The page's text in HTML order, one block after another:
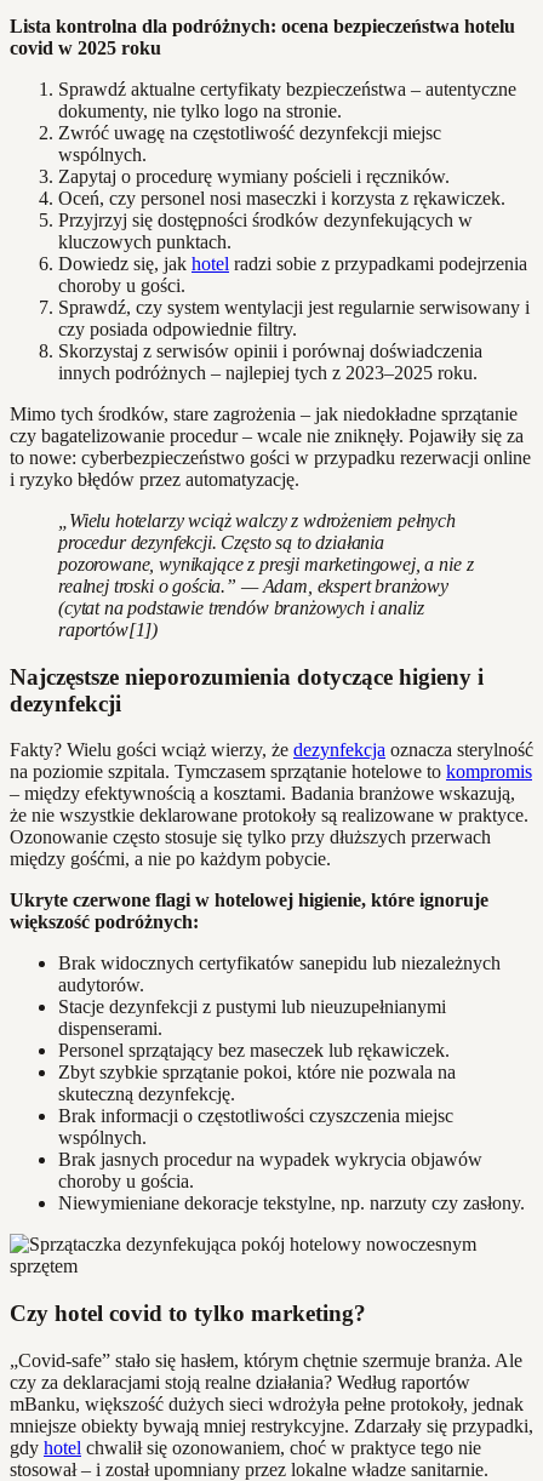
Lista kontrolna dla podróżnych: ocena bezpieczeństwa hotelu
covid w 2025 roku
Sprawdź aktualne certyfikaty bezpieczeństwa – autentyczne
dokumenty, nie tylko logo na stronie.
Zwróć uwagę na częstotliwość dezynfekcji miejsc
wspólnych.
Zapytaj o procedurę wymiany pościeli i ręczników.
Oceń, czy personel nosi maseczki i korzysta z rękawiczek.
Przyjrzyj się dostępności środków dezynfekujących w
kluczowych punktach.
Dowiedz się, jak hotel radzi sobie z przypadkami podejrzenia
choroby u gości.
Sprawdź, czy system wentylacji jest regularnie serwisowany i
czy posiada odpowiednie filtry.
Skorzystaj z serwisów opinii i porównaj doświadczenia
innych podróżnych – najlepiej tych z 2023–2025 roku.
Mimo tych środków, stare zagrożenia – jak niedokładne sprzątanie
czy bagatelizowanie procedur – wcale nie zniknęły. Pojawiły się za
to nowe: cyberbezpieczeństwo gości w przypadku rezerwacji online
i ryzyko błędów przez automatyzację.
„Wielu hotelarzy wciąż walczy z wdrożeniem pełnych
procedur dezynfekcji. Często są to działania
pozorowane, wynikające z presji marketingowej, a nie z
realnej troski o gościa.” — Adam, ekspert branżowy
(cytat na podstawie trendów branżowych i analiz
raportów[1])
Najczęstsze nieporozumienia dotyczące higieny i
dezynfekcji
Fakty? Wielu gości wciąż wierzy, że dezynfekcja oznacza sterylność
na poziomie szpitala. Tymczasem sprzątanie hotelowe to kompromis
– między efektywnością a kosztami. Badania branżowe wskazują,
że nie wszystkie deklarowane protokoły są realizowane w praktyce.
Ozonowanie często stosuje się tylko przy dłuższych przerwach
między gośćmi, a nie po każdym pobycie.
Ukryte czerwone flagi w hotelowej higienie, które ignoruje
większość podróżnych:
Brak widocznych certyfikatów sanepidu lub niezależnych
audytorów.
Stacje dezynfekcji z pustymi lub nieuzupełnianymi
dispenserami.
Personel sprzątający bez maseczek lub rękawiczek.
Zbyt szybkie sprzątanie pokoi, które nie pozwala na
skuteczną dezynfekcję.
Brak informacji o częstotliwości czyszczenia miejsc
wspólnych.
Brak jasnych procedur na wypadek wykrycia objawów
choroby u gościa.
Niewymieniane dekoracje tekstylne, np. narzuty czy zasłony.
Czy hotel covid to tylko marketing?
„Covid-safe” stało się hasłem, którym chętnie szermuje branża. Ale
czy za deklaracjami stoją realne działania? Według raportów
mBanku, większość dużych sieci wdrożyła pełne protokoły, jednak
mniejsze obiekty bywają mniej restrykcyjne. Zdarzały się przypadki,
gdy hotel chwalił się ozonowaniem, choć w praktyce tego nie
stosował – i został upomniany przez lokalne władze sanitarnie.